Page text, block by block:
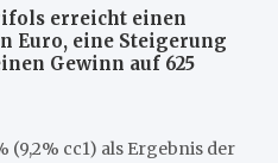
erreicht einen
Euro, eine Steigerung
Gewinn auf 625
(9,2% cc1) als Ergebnis der